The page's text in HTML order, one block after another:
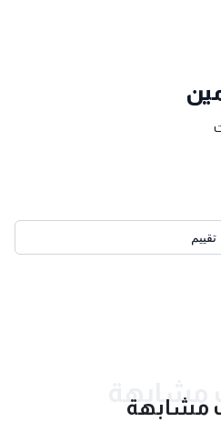
تقييم
مشابهة
مشابهة